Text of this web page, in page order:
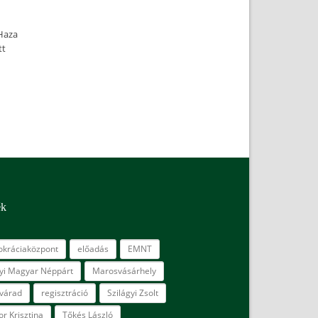
előadás
EMNT
Magyar Néppárt
Marosvásárhely
regisztráció
Szilágyi Zsolt
Krisztina
Tőkés László